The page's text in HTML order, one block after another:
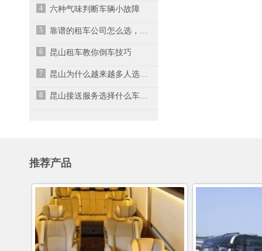
4 六种气味判断车辆小故障
5 靠谱的租车公司怎么选，手把手给你支招
6 昆山租车教你倒车技巧
7 昆山为什么越来越多人选择租车而不是买车？
8 昆山接送服务选择什么车？大众帕萨特大方又得体
推荐产品